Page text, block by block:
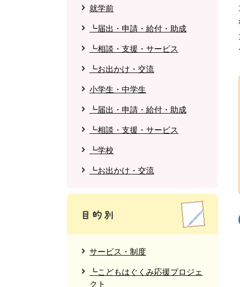
就学前
┗届出・申請・給付・助成
┗相談・支援・サービス
┗お出かけ・交流
小学生・中学生
┗届出・申請・給付・助成
┗相談・支援・サービス
┗学校
┗お出かけ・交流
サービス・制度
┗こどもはぐくみ応援プロジェ
クト